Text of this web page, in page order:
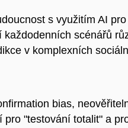
s využitím AI
scénářů
v komplexních
bias,
"testování totalit" a